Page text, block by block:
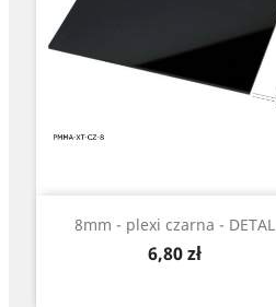
8mm - plexi czarna - DETAL
Cena
6,80 zł